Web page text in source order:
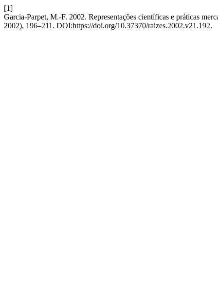
[1]
Garcia-Parpet, M.-F. 2002. Representações científicas e práticas
2002), 196–211. DOI:https://doi.org/10.37370/raizes.2002.v21.192.